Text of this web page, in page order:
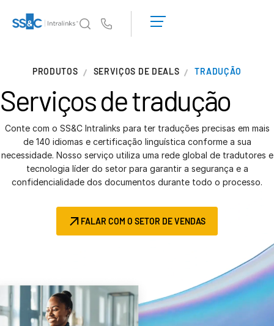
Por que a Intralinks
Segurança e confiança
APIs e implantação
Centro de IA
Produtos
Preparação
Gerenciamento
DealVault
Solicite uma
PRODUTOS
SERVIÇOS DE DEALS TRADUÇÃO
Serviçosde tradução
Conte com o SS&C Intralinks para ter traduções precisas em mais
de 140 idiomas e certificação linguística conforme a sua
necessidade. Nosso serviço utiliza uma rede global de tradutores e
tecnologia líder do setor para garantir a segurança e a
confidencialidade dos documentos durante todo o processo.
FALAR COM O SETOR DE VENDAS